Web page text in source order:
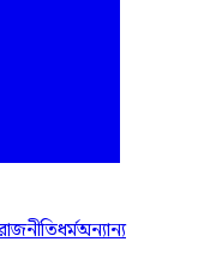
ধর্মঅন্যান্য